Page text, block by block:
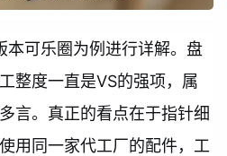
本可乐圈为例进行详解。盘
整度一直是VS的强项，属
言。真正的看点在于指针细
用同一家代工厂的配件，工